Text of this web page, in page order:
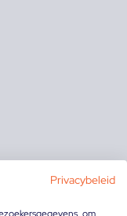
Privacybeleid